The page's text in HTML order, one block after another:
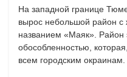
На западной границе
вырос небольшой район
названием «Маяк». Район
обособленностью,
всем городским окраинам.